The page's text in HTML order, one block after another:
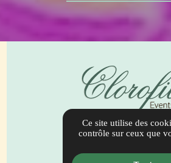
944 Bis Route de
Ce site utilise des
contrôle sur ceux que